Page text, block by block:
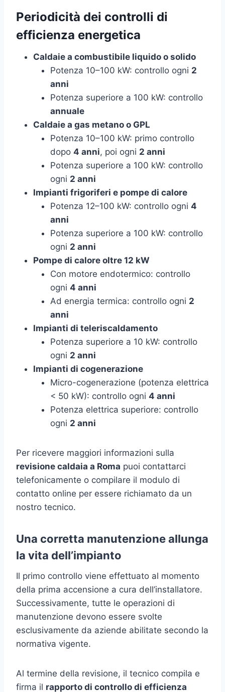
Periodicità dei controlli di
efficienza energetica
Caldaie a combustibile liquido o solido
Potenza 10–100 kW: controllo ogni 2
anni
Potenza superiore a 100 kW: controllo
annuale
Caldaie a gas metano o GPL
Potenza 10–100 kW: primo controllo
dopo 4 anni, poi ogni 2 anni
Potenza superiore a 100 kW: controllo
ogni 2 anni
Impianti frigoriferi e pompe di calore
Potenza 12–100 kW: controllo ogni 4
anni
Potenza superiore a 100 kW: controllo
ogni 2 anni
Pompe di calore oltre 12 kW
Con motore endotermico: controllo
ogni 4 anni
Ad energia termica: controllo ogni 2
anni
Impianti di teleriscaldamento
Potenza superiore a 10 kW: controllo
ogni 2 anni
Impianti di cogenerazione
Micro-cogenerazione (potenza elettrica
< 50 kW): controllo ogni 4 anni
Potenza elettrica superiore: controllo
ogni 2 anni
Per ricevere maggiori informazioni sulla
revisione caldaia a Roma puoi contattarci
telefonicamente o compilare il modulo di
contatto online per essere richiamato da un
nostro tecnico.
Una corretta manutenzione allunga
la vita dell’impianto
Il primo controllo viene effettuato al momento
della prima accensione a cura dell’installatore.
Successivamente, tutte le operazioni di
manutenzione devono essere svolte
esclusivamente da aziende abilitate secondo la
normativa vigente.
Al termine della revisione, il tecnico compila e
firma il rapporto di controllo di efficienza